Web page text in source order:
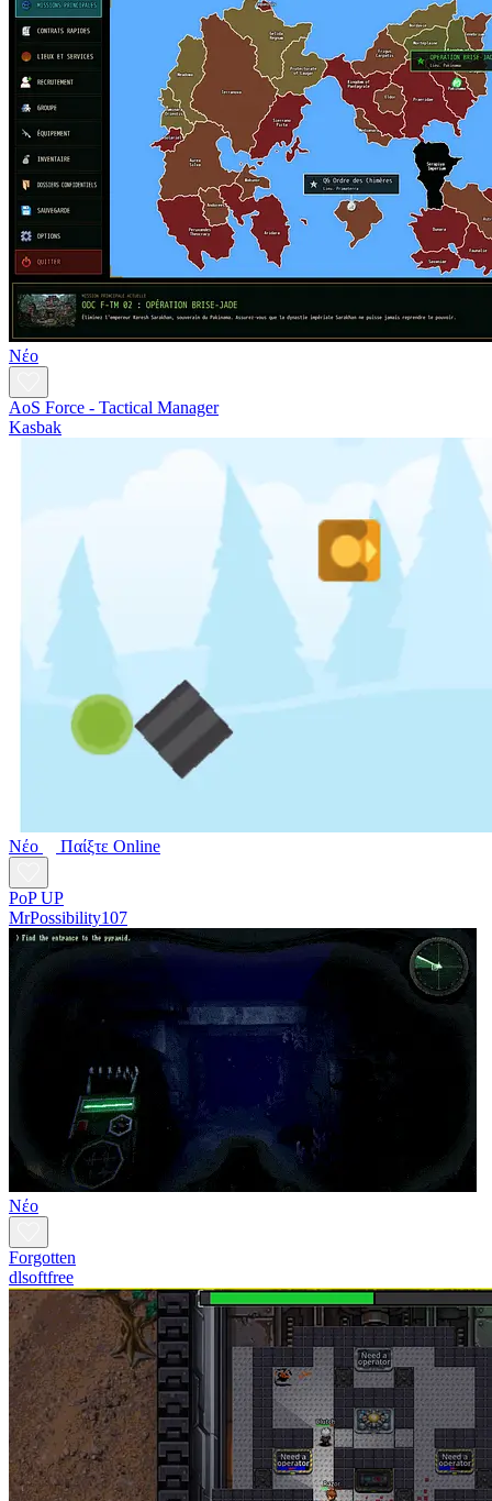
Νέο
AoS Force - Tactical Manager
Kasbak
Νέο Παίξτε Online
PoP UP
MrPossibility107
Νέο
Forgotten
dlsoftfree